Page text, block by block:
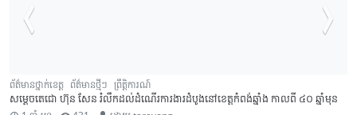
ព័ត៌មានថ្នាក់ខេត្ត ព័ត៌មានថ្មីៗ ព្រឹត្តិការណ៍
សម្តេចតេជោ ហ៊ុន សែន រំលឹកដល់ដំណើរការងារដំបូងនៅខេត្តកំពង់ឆ្នាំង កាលពី ៤០ ឆ្នាំមុន